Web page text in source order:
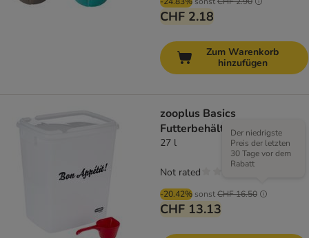
CHF 2.18
Zum Warenkorb
hinzufügen
zooplus Basics
Futterbehälter
27 l
-20.42% sonstCHF 16.50
Der niedrigste
Preis der letzten
30 Tage vor dem
Rabatt
CHF 13.13
Not rated